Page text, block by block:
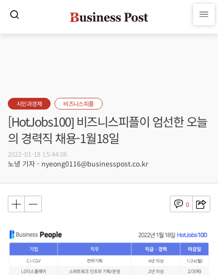
시민과경제 비즈니스피플
[HotJobs100] 비즈니스피플이 엄선한 오늘
의 경력직 채용-1월18일
2022-01-18 15:44:06
노녕 기자 - nyeong0116@businesspost.co.kr
0